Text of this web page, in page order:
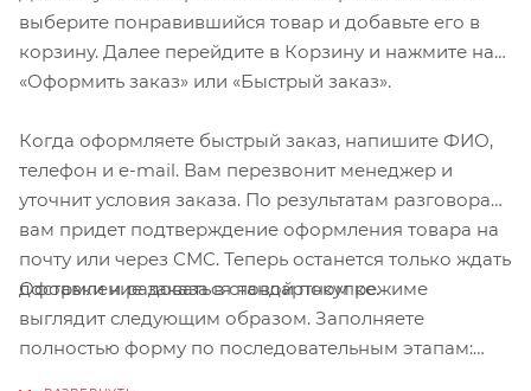
утяжелять конструкцию вашего велосипеда, но ее
надежность позволит вам свободно чувствовать
себя и на городских улицах, и на грунтовой
выберите понравившийся товар и добавьте его в
корзину. Далее перейдите в Корзину и нажмите на
«Оформить заказ» или «Быстрый заказ».
Когда оформляете быстрый заказ, напишите ФИО,
телефон и e-mail. Вам перезвонит менеджер и
уточнит условия заказа. По результатам разговора
вам придет подтверждение оформления товара на
почту или через СМС. Теперь останется только ждать
доставки и радоваться новой покупке.
Оформление заказа в стандартном режиме
выглядит следующим образом. Заполняете
полностью форму по последовательным этапам: